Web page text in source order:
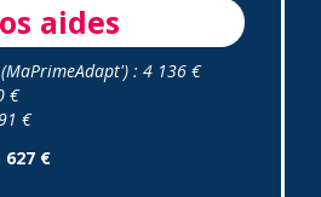
aides
: 4 136 €
€
€
627 €